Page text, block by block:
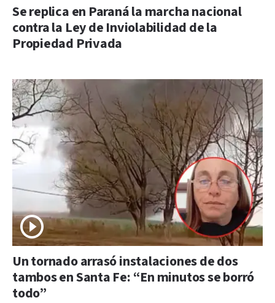
Se replica en Paraná la marcha nacional
contra la Ley de Inviolabilidad de la
Propiedad Privada
Un tornado arrasó instalaciones de dos
tambos en Santa Fe: “En minutos se borró
todo”